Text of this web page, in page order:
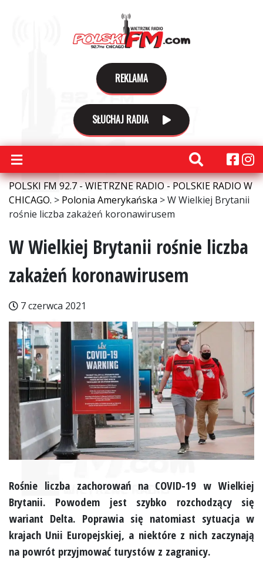
REKLAMA
SŁUCHAJ RADIA
POLSKI FM 92.7 - WIETRZNE RADIO - POLSKIE RADIO W
CHICAGO. > Polonia Amerykańska >W Wielkiej Brytanii
rośnie liczba zakażeń koronawirusem
W Wielkiej Brytanii rośnie liczba
zakażeń koronawirusem
7 czerwca 2021
Rośnie liczba zachorowań na COVID-19 w Wielkiej
Brytanii. Powodem jest szybko rozchodzący się
wariant Delta. Poprawia się natomiast sytuacja w
krajach Unii Europejskiej, a niektóre z nich zaczynają
na powrót przyjmować turystów z zagranicy.